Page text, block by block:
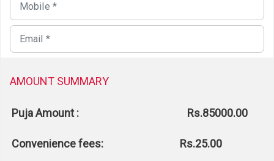
AMOUNT SUMMARY
Puja Amount : Rs.85000.00
Convenience fees:
Rs.25.00